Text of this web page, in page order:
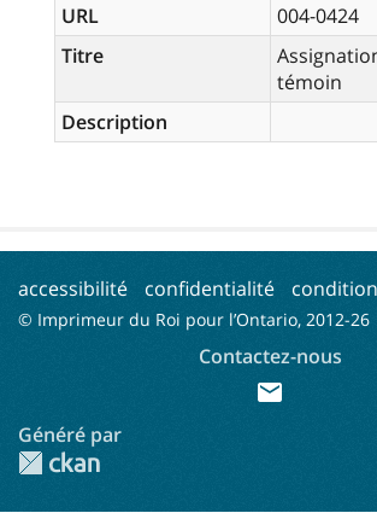
URL
004-0424
Titre
témoin
Description
accessibilité confidentialité
© Imprimeur du Roi pour l’Ontario, 2012-26
Contactez-nous
mail
Généré par